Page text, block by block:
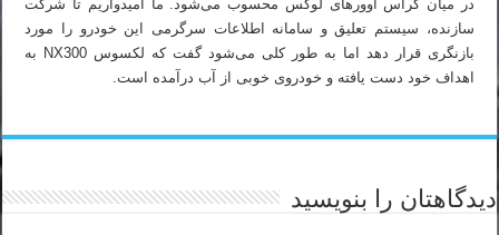
در میان کراس اوورهای لوکس محسوب می‌شود. ما امیدواریم تا شرکت
سازنده، سیستم تعلیق و سامانه اطلاعات سرگرمی این خودرو را مورد
بازنگری قرار دهد اما به طور کلی می‌شود گفت که لکسوس NX300 به
اهداف خود دست یافته و خودروی خوبی از آب درآمده است.
دیدگاهتان را بنویسید